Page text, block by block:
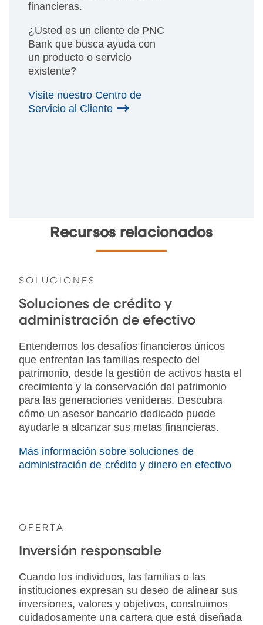
financieras.
¿Usted es un cliente de PNC
Bank que busca ayuda con
un producto o servicio
existente?
Visite nuestro Centro de
Servicio al Cliente
Recursos relacionados
SOLUCIONES
Soluciones de crédito y
administración de efectivo
Entendemos los desafíos financieros únicos
que enfrentan las familias respecto del
patrimonio, desde la gestión de activos hasta el
crecimiento y la conservación del patrimonio
para las generaciones venideras. Descubra
cómo un asesor bancario dedicado puede
ayudarle a alcanzar sus metas financieras.
Más información sobre soluciones de
administración de crédito y dinero en efectivo
OFERTA
Inversión responsable
Cuando los individuos, las familias o las
instituciones expresan su deseo de alinear sus
inversiones, valores y objetivos, construimos
cuidadosamente una cartera que está diseñada